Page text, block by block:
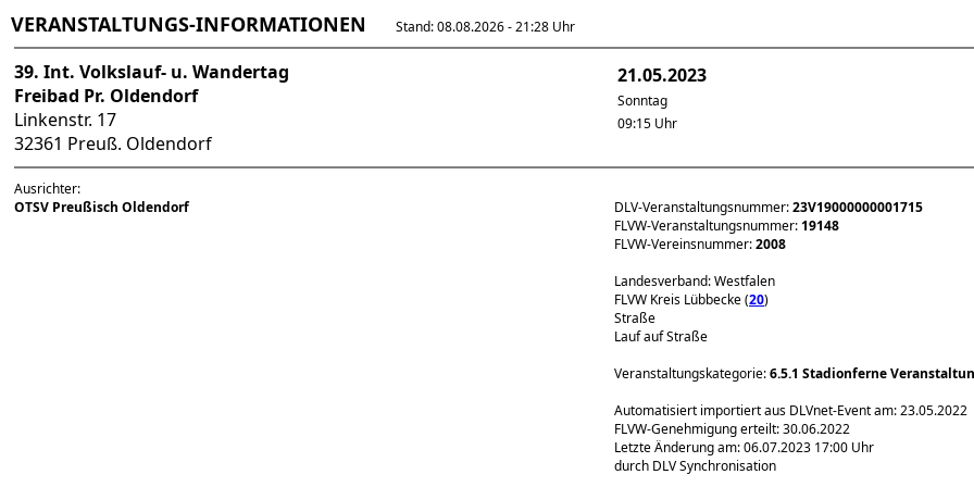
VERANSTALTUNGS-INFORMATIONEN Stand: 08.08.2026 - 21:28 Uhr
39. Int. Volkslauf- u. Wandertag
Freibad Pr. Oldendorf
Linkenstr. 17
32361 Preuß. Oldendorf
21.05.2023
Sonntag
09:15 Uhr
Ausrichter:
OTSV Preußisch Oldendorf
DLV-Veranstaltungsnummer:23V19000000001715
FLVW-Veranstaltungsnummer:19148
FLVW-Vereinsnummer:2008
Landesverband: Westfalen
FLVW Kreis Lübbecke (20)
Straße
Lauf auf Straße
Veranstaltungskategorie:6.5.1 Stadionferne
Automatisiert importiert aus DLVnet-Event am: 23.05.2022
FLVW-Genehmigung erteilt: 30.06.2022
Letzte Änderung am: 06.07.2023 17:00 Uhr
durch DLV Synchronisation